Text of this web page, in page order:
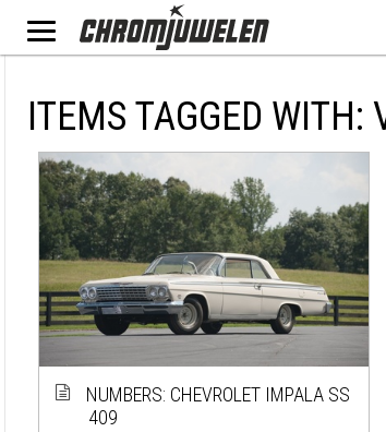
ITEMS TAGGED WITH:
NUMBERS: CHEVROLET IMPALA SS
409